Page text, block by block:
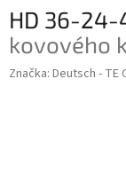
HD 36-24-
kovového
Značka: Deutsch - TE